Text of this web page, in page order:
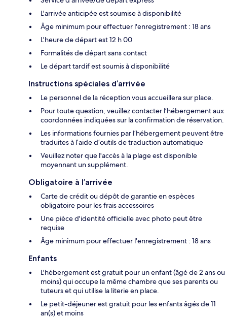
L'arrivée anticipée est soumise à disponibilité
Âge minimum pour effectuer l'enregistrement : 18 ans
L'heure de départ est 12 h 00
Formalités de départ sans contact
Le départ tardif est soumis à disponibilité
Instructions spéciales d’arrivée
Le personnel de la réception vous accueillera sur place.
Pour toute question, veuillez contacter l’hébergement aux
coordonnées indiquées sur la confirmation de réservation.
Les informations fournies par l’hébergement peuvent être
traduites à l’aide d’outils de traduction automatique
Veuillez noter que l'accès à la plage est disponible
moyennant un supplément.
Obligatoire à l’arrivée
Carte de crédit ou dépôt de garantie en espèces
obligatoire pour les frais accessoires
Une pièce d'identité officielle avec photo peut être
requise
Âge minimum pour effectuer l'enregistrement : 18 ans
Enfants
L'hébergement est gratuit pour un enfant (âgé de 2 ans ou
moins) qui occupe la même chambre que ses parents ou
tuteurs et qui utilise la literie en place.
Le petit-déjeuner est gratuit pour les enfants âgés de 11
an(s) et moins